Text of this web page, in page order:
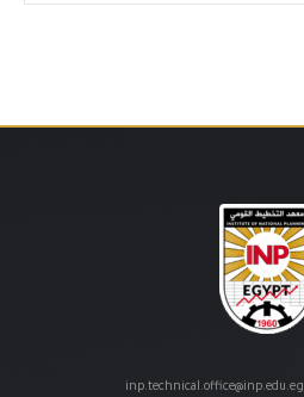
inp.technical.office@inp.edu.eg